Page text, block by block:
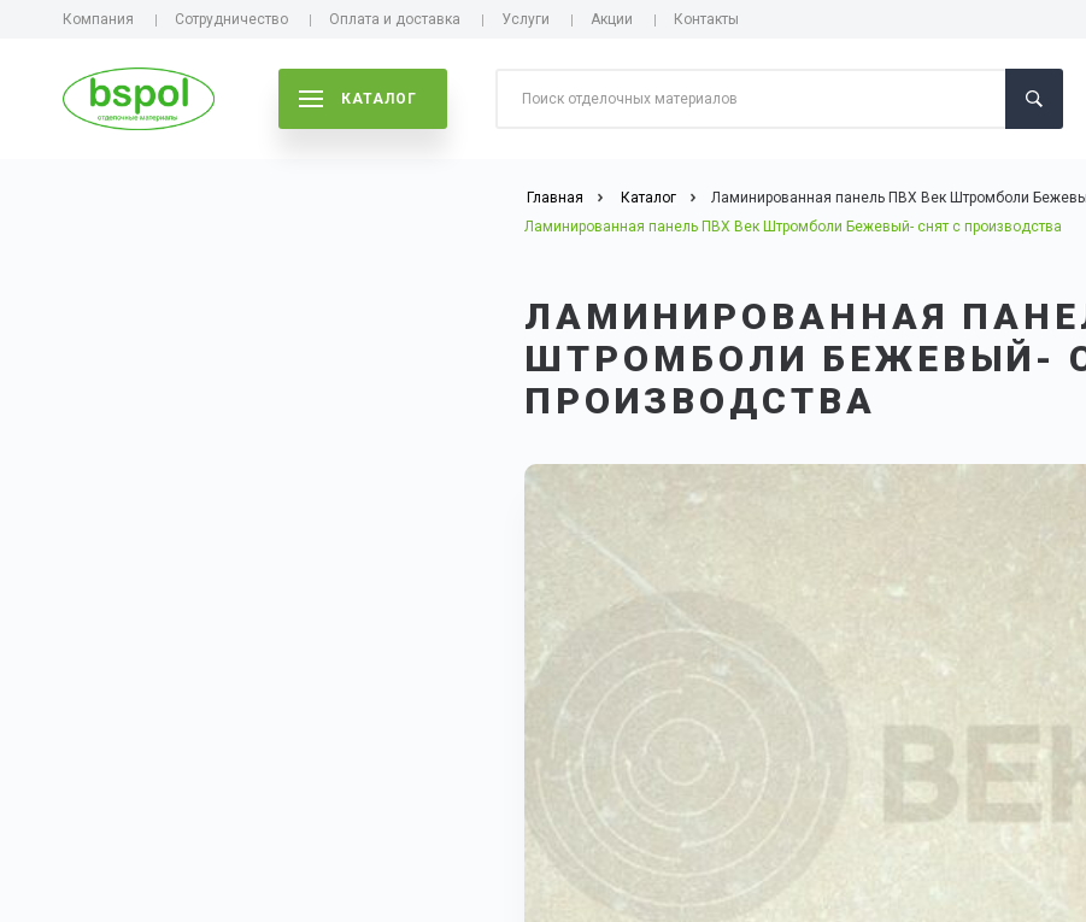
Компания Сотрудничество Оплата и доставка Услуги Акции Контакты
КАТАЛОГ
Главная Каталог
Ламинированная панель ПВХ Век Штромболи
Ламинированная панель ПВХ Век Штромболи Бежевый- снят с производства
ЛАМИНИРОВАННАЯ
ШТРОМБОЛИ БЕЖЕВЫЙ-
ПРОИЗВОДСТВА